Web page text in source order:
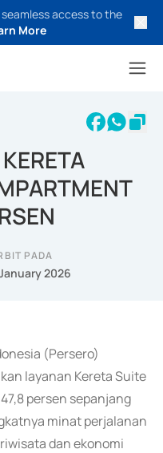
access to the
More
PADA
2026
(Persero)
layanan Kereta Suite
persen sepanjang
minat perjalanan
dan ekonomi